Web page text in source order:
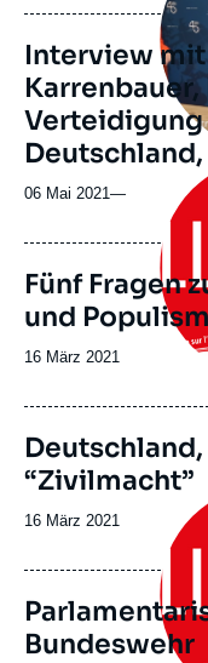
Interview
06 Mai 2021—
Fünf Fragen
und
Date
publication
16 März 2021
Image
de
couverture
la
“Zivilmacht”
Date
publication
16 März 2021
Image
Bundeswehr